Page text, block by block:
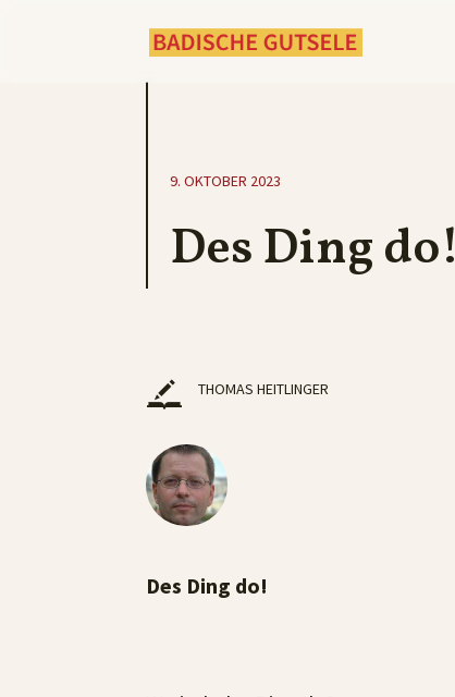
9. OKTOBER 2023
Des Ding do!
THOMAS HEITLINGER
Des Ding do!